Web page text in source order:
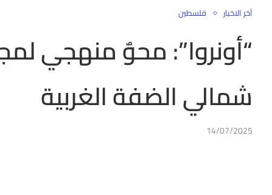
آخر الاخبار فلسطين
“أونروا”: محوٌ منهجي
شمالي الضفة الغربية
14/07/2025